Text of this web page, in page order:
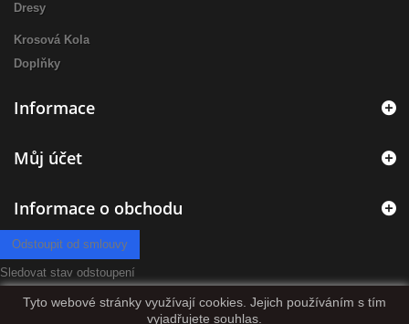
Dresy
Krosová Kola
Doplňky
Informace
Můj účet
Tyto webové stránky využívají cookies. Jejich používáním s tím
vyjadřujete souhlas.
Informace o obchodu
Odstoupit od smlouvy
Sledovat stav odstoupení